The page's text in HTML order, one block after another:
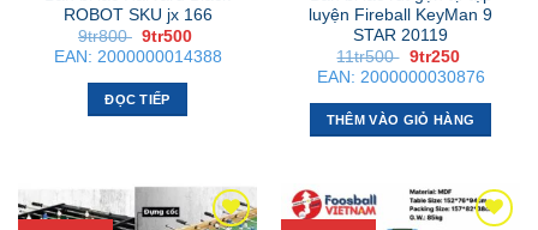
ROBOT SKU jx 166
9tr800 Giá
gốc
là:
9tr800 .
9tr500
hiện
tại
EAN: 2000000014388
ĐỌC TIẾP
luyện Fireball KeyMan 9
STAR 20119
11tr500 Giá
gốc
là:
11tr500 .
9tr250
hiện
tại
là:
9tr250 .
EAN: 2000000030876
THÊM VÀO GIỎ HÀNG